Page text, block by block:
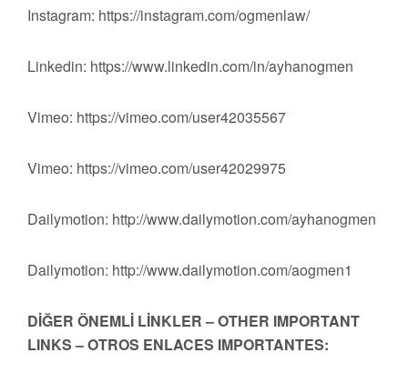
Instagram: https://instagram.com/ogmenlaw/
Linkedin: https://www.linkedin.com/in/ayhanogmen
Vimeo: https://vimeo.com/user42035567
Vimeo: https://vimeo.com/user42029975
Dailymotion: http://www.dailymotion.com/ayhanogmen
Dailymotion: http://www.dailymotion.com/aogmen1
DİĞER ÖNEMLİ LİNKLER – OTHER IMPORTANT
LINKS – OTROS ENLACES IMPORTANTES: